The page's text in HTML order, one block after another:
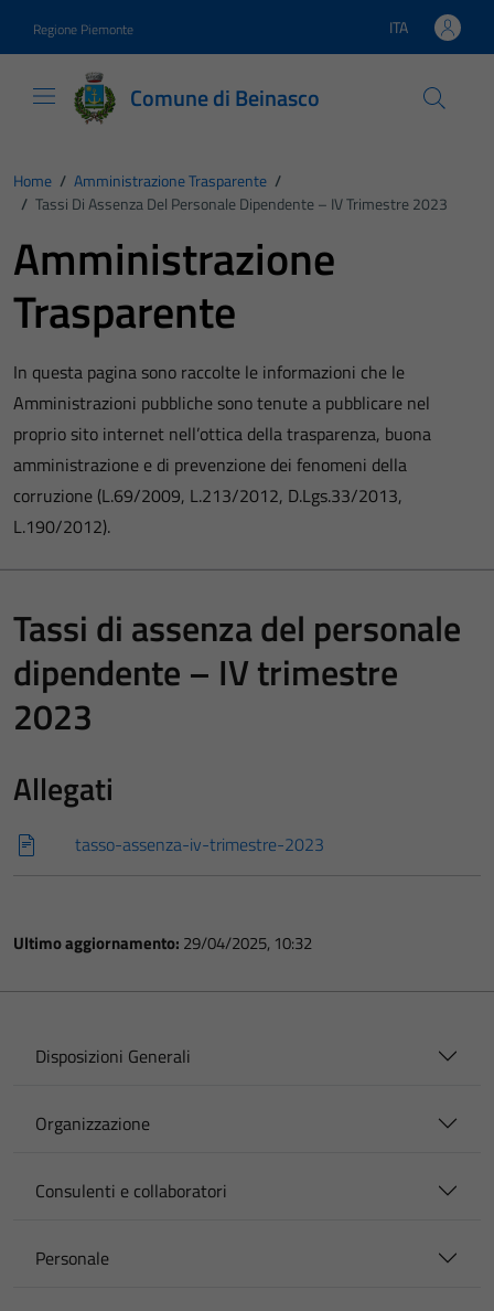
Regione Piemonte Lingua attiva:
ITA
Comune di Beinasco
Home / Amministrazione Trasparente /
/ Tassi Di Assenza Del Personale Dipendente – IV Trimestre 2023
Amministrazione
Trasparente
In questa pagina sono raccolte le informazioni che le
Amministrazioni pubbliche sono tenute a pubblicare nel
proprio sito internet nell’ottica della trasparenza, buona
amministrazione e di prevenzione dei fenomeni della
corruzione (L.69/2009, L.213/2012, D.Lgs.33/2013,
L.190/2012).
Tassi di assenza del personale
dipendente – IV trimestre
2023
Allegati
tasso-assenza-iv-trimestre-2023
Ultimo aggiornamento: 29/04/2025, 10:32
Disposizioni Generali
Organizzazione
Consulenti e collaboratori
Personale